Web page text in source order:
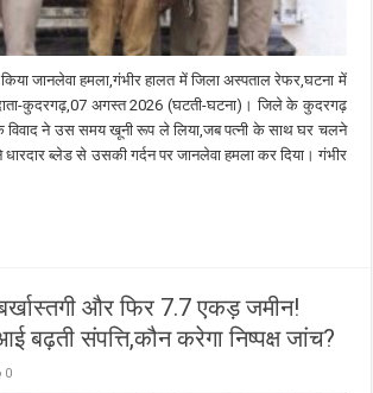
किया जानलेवा हमला,गंभीर हालत में जिला अस्पताल रेफर,घटना में
कुदरगढ़,07 अगस्त 2026 (घटती-घटना)। जिले के कुदरगढ़
के विवाद ने उस समय खूनी रूप ले लिया,जब पत्नी के साथ घर चलने
ब्लेड से उसकी गर्दन पर जानलेवा हमला कर दिया। गंभीर
और फिर 7.7 एकड़ जमीन!
संपत्ति,कौन करेगा निष्पक्ष जांच?
0